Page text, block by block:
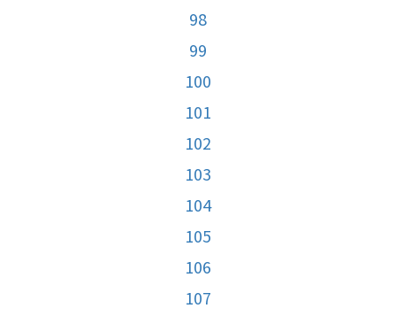
98
99
100
101
102
103
104
105
106
107